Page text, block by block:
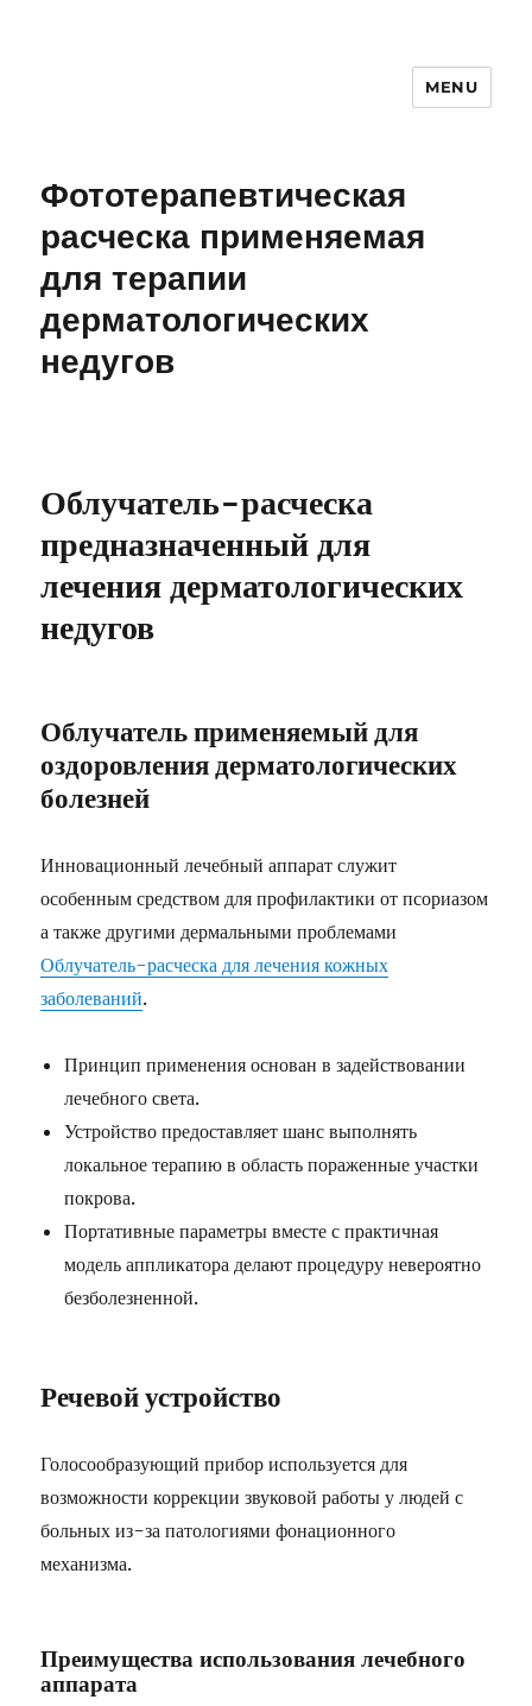
MENU
Фототерапевтическая
расческа применяемая
для терапии
дерматологических
недугов
Облучатель-расческа
предназначенный для
лечения дерматологических
недугов
Облучатель применяемый для
оздоровления дерматологических
болезней
Инновационный лечебный аппарат служит
особенным средством для профилактики от псориазом
а также другими дермальными проблемами
Облучатель-расческа для лечения кожных
заболеваний.
Принцип применения основан в задействовании
лечебного света.
Устройство предоставляет шанс выполнять
локальное терапию в область пораженные участки
покрова.
Портативные параметры вместе с практичная
модель аппликатора делают процедуру невероятно
безболезненной.
Речевой устройство
Голосообразующий прибор используется для
возможности коррекции звуковой работы у людей с
больных из-за патологиями фонационного
механизма.
Преимущества использования лечебного
аппарата